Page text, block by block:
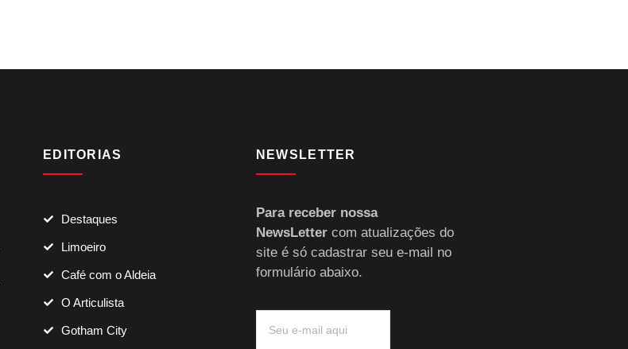
EDITORIAS
Destaques
Limoeiro
Café com o Aldeia
O Articulista
Gotham City
NEWSLETTER
Para receber nossa
NewsLettercom atualizações do
site é só cadastrar seu e-mail no
formulário abaixo.